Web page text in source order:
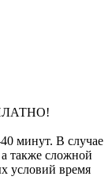
минут. В случае
а также сложной
условий время